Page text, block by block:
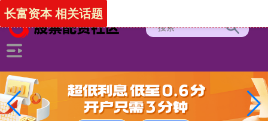
长富资本 相关话题